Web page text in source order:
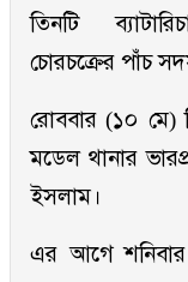
তিনটি
চোরচক্রের পাঁচ
রোববার (১০ মে)
মডেল থানার
ইসলাম।
এর আগে